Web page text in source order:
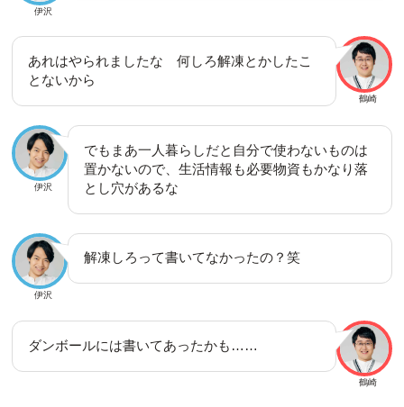
伊沢
鶴崎
あれはやられましたな 何しろ解凍とかしたこ
とないから
伊沢
でもまあ一人暮らしだと自分で使わないものは
置かないので、生活情報も必要物資もかなり落
とし穴があるな
伊沢
解凍しろって書いてなかったの？笑
鶴崎
ダンボールには書いてあったかも……